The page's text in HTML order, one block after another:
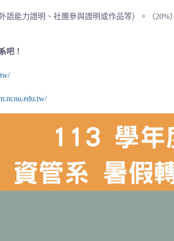
語能力證明、社團參與證明或作品等）。（20%）
吧！